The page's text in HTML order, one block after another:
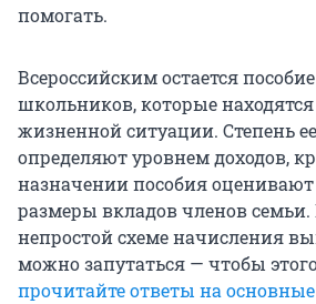
помогать.
Всероссийским остается
школьников, которые
жизненной ситуации. Степень
определяют уровнем доходов,
назначении пособия
размеры вкладов членов семьи.
непростой схеме начисления
можно запутаться — чтобы
прочитайте ответы на